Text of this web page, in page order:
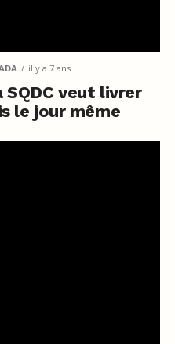
il y a 7 ans
SQDC veut livrer
le jour même